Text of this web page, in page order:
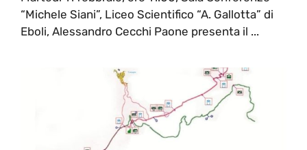
“Michele Siani”, Liceo Scientifico “A. Gallotta” di
Eboli, Alessandro Cecchi Paone presenta il ...